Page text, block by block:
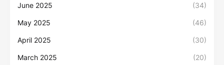
June 2025 (34)
May 2025 (46)
April 2025 (30)
March 2025 (20)